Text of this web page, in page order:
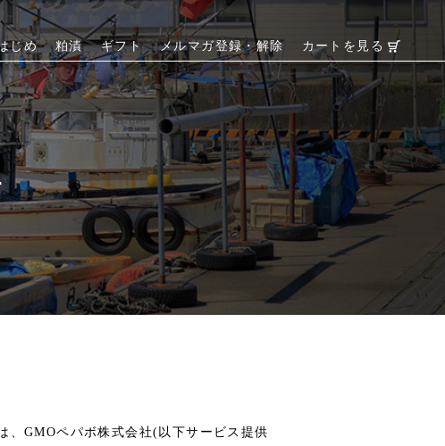
じめ 粕漬 ギフト メルマガ登録・解除 カートを見る
、 GMOペパボ株式会社(以下サービス提供